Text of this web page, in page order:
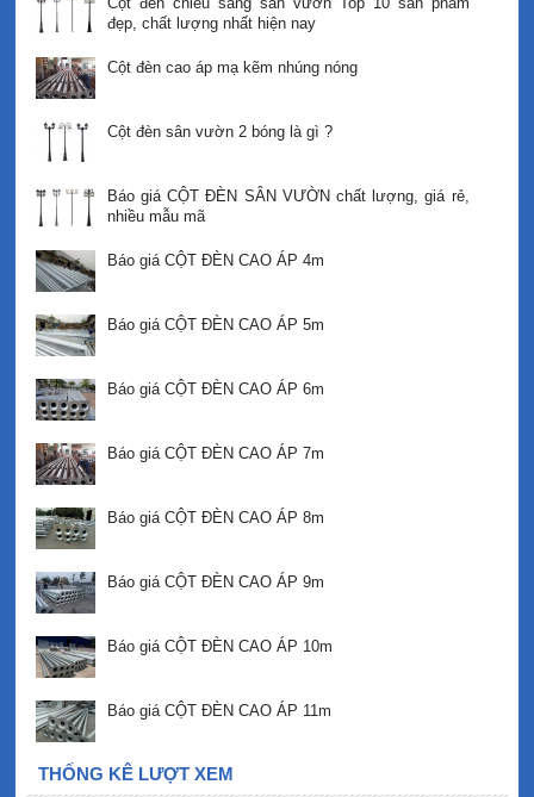
đẹp, chất lượng nhất hiện nay
Cột đèn cao áp mạ kẽm nhúng nóng
Cột đèn sân vườn 2 bóng là gì ?
Báo giá CỘT ĐÈN SÂN VƯỜN chất lượng, giá rẻ,
nhiều mẫu mã
Báo giá CỘT ĐÈN CAO ÁP 4m
Báo giá CỘT ĐÈN CAO ÁP 5m
Báo giá CỘT ĐÈN CAO ÁP 6m
Báo giá CỘT ĐÈN CAO ÁP 7m
Báo giá CỘT ĐÈN CAO ÁP 8m
Báo giá CỘT ĐÈN CAO ÁP 9m
Báo giá CỘT ĐÈN CAO ÁP 10m
Báo giá CỘT ĐÈN CAO ÁP 11m
THỐNG KÊ LƯỢT XEM